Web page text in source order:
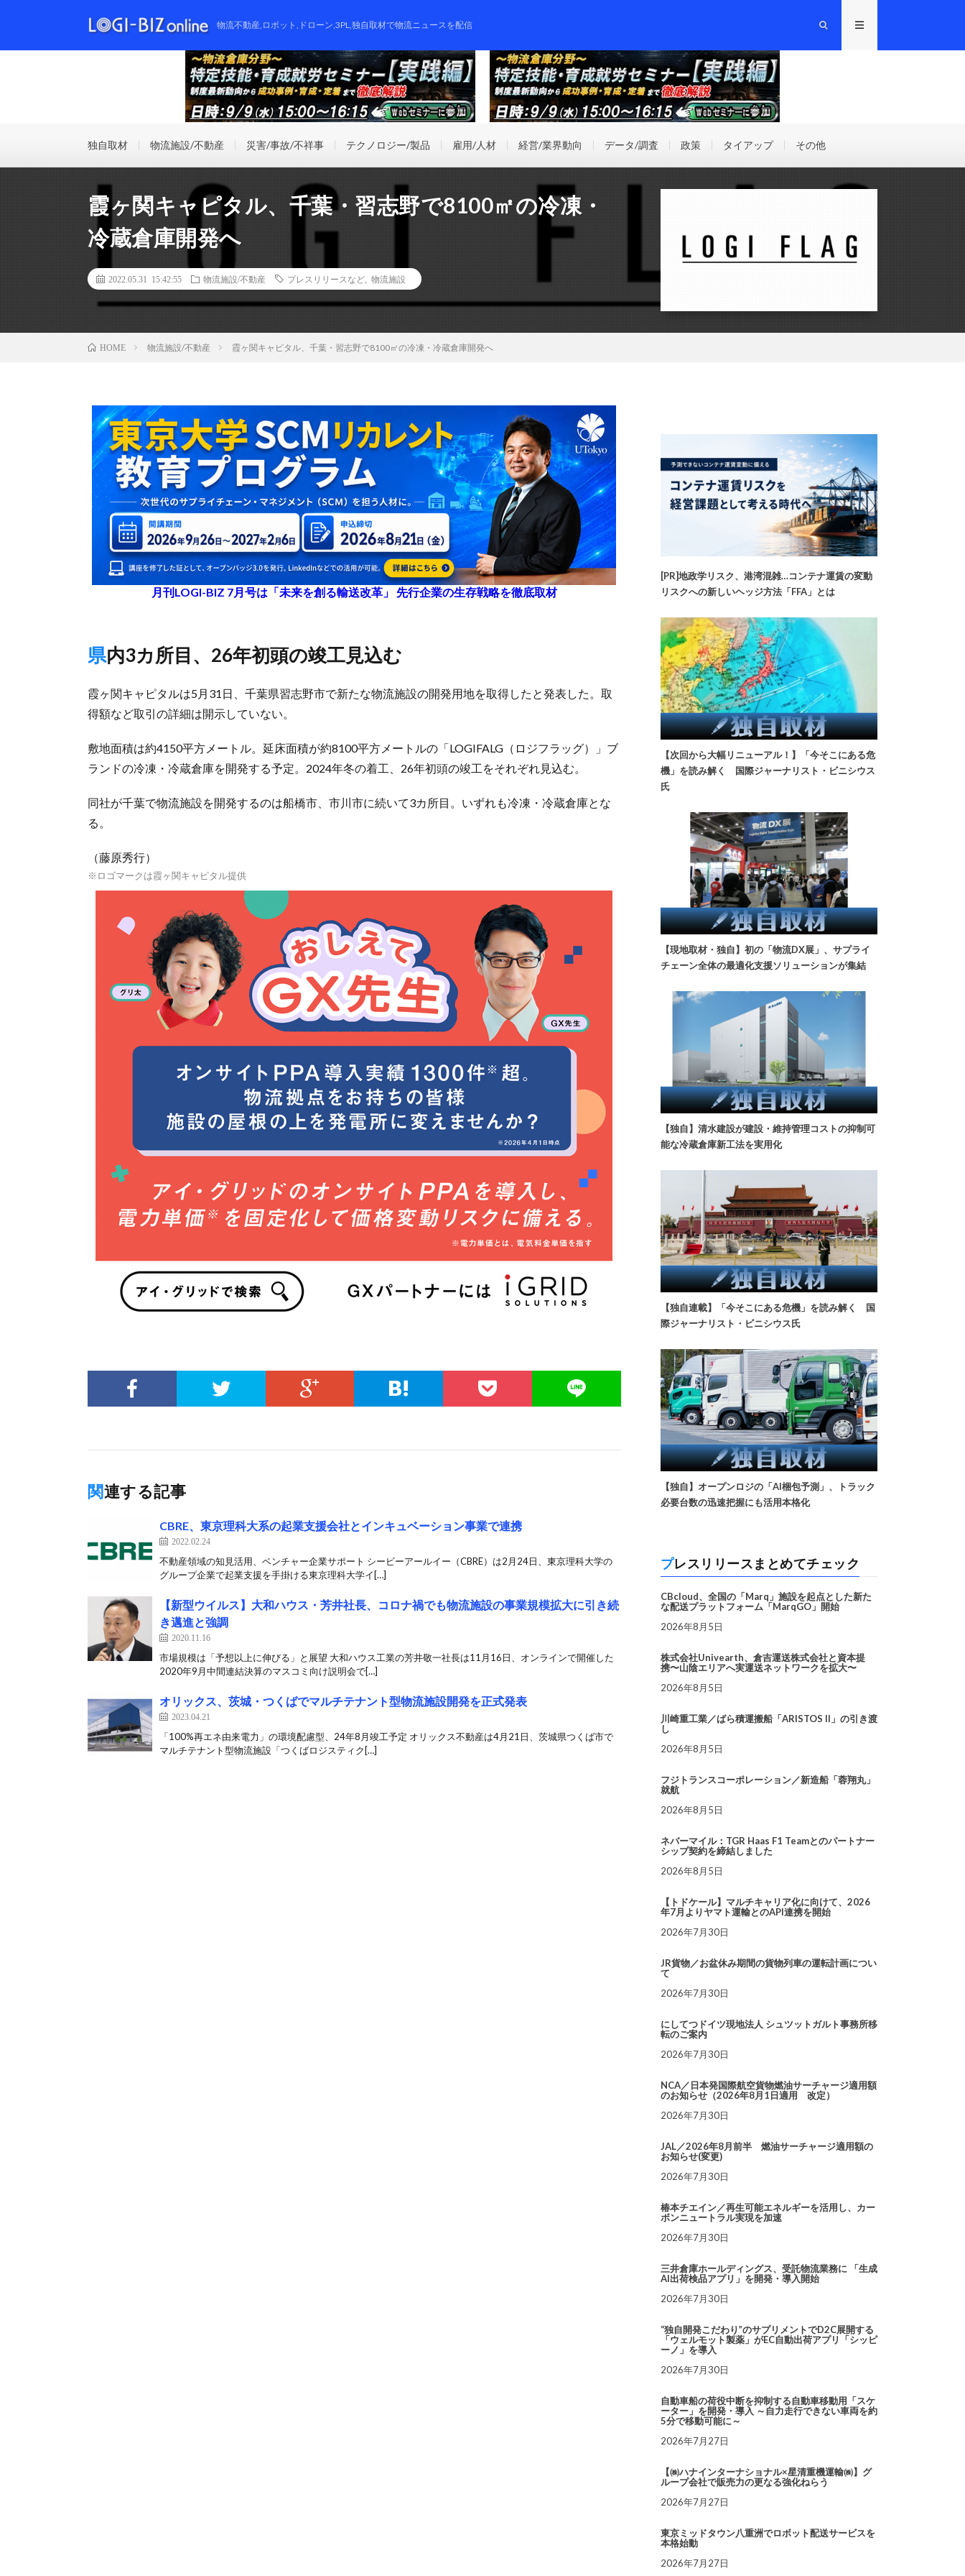
物流不動産,ロボット,ドローン,3PL,独自取材で物流ニュースを配信
独自取材 物流施設/不動産 災害/事故/不祥事 テクノロジー/製品 雇用/人材 経営/業界動向 データ/調査 政策 タイアップ その他
霞ヶ関キャピタル、千葉・習志野で8100㎡の冷凍・
冷蔵倉庫開発へ
2022.05.31 15:42:55 物流施設/不動産 プレスリリースなど 物流施設
HOME 物流施設/不動産 霞ヶ関キャピタル、千葉・習志野で8100㎡の冷凍・冷蔵倉庫開発へ
月刊LOGI-BIZ 7月号は「未来を創る輸送改革」 先行企業の生存戦略を徹底取材
県内3カ所目、26年初頭の竣工見込む
霞ヶ関キャピタルは5月31日、千葉県習志野市で新たな物流施設の開発用地を取得したと発表した。取
得額など取引の詳細は開示していない。
敷地面積は約4150平方メートル。延床面積が約8100平方メートルの「LOGIFALG（ロジフラッグ）」ブ
ランドの冷凍・冷蔵倉庫を開発する予定。2024年冬の着工、26年初頭の竣工をそれぞれ見込む。
同社が千葉で物流施設を開発するのは船橋市、市川市に続いて3カ所目。いずれも冷凍・冷蔵倉庫とな
る。
（藤原秀行）
※ロゴマークは霞ヶ関キャピタル提供
関連する記事
CBRE、東京理科大系の起業支援会社とインキュベーション事業で連携
2022.02.24
不動産領域の知見活用、ベンチャー企業サポート シービーアールイー（CBRE）は2月24日、東京理科大学の
グループ企業で起業支援を手掛ける東京理科大学イ[…]
【新型ウイルス】大和ハウス・芳井社長、コロナ禍でも物流施設の事業規模拡大に引き続
き邁進と強調
2020.11.16
市場規模は「予想以上に伸びる」と展望 大和ハウス工業の芳井敬一社長は11月16日、オンラインで開催した
2020年9月中間連結決算のマスコミ向け説明会で[…]
オリックス、茨城・つくばでマルチテナント型物流施設開発を正式発表
2023.04.21
「100%再エネ由来電力」の環境配慮型、24年8月竣工予定 オリックス不動産は4月21日、茨城県つくば市で
マルチテナント型物流施設「つくばロジスティク[…]
[PR]地政学リスク、港湾混雑…コンテナ運賃の変動
リスクへの新しいヘッジ方法「FFA」とは
【次回から大幅リニューアル！】「今そこにある危
機」を読み解く 国際ジャーナリスト・ビニシウス
氏
【現地取材・独自】初の「物流DX展」、サプライ
チェーン全体の最適化支援ソリューションが集結
【独自】清水建設が建設・維持管理コストの抑制可
能な冷蔵倉庫新工法を実用化
【独自連載】「今そこにある危機」を読み解く 国
際ジャーナリスト・ビニシウス氏
【独自】オープンロジの「AI梱包予測」、トラック
必要台数の迅速把握にも活用本格化
プレスリリースまとめてチェック
CBcloud、全国の「Marq」施設を起点とした新た
な配送プラットフォーム「MarqGO」開始
2026年8月5日
株式会社Univearth、倉吉運送株式会社と資本提
携〜山陰エリアへ実運送ネットワークを拡大〜
2026年8月5日
川崎重工業／ばら積運搬船「ARISTOS II」の引き渡
し
2026年8月5日
フジトランスコーポレーション／新造船「蓉翔丸」
就航
2026年8月5日
ネバーマイル：TGR Haas F1 Teamとのパートナー
シップ契約を締結しました
2026年8月5日
【トドケール】マルチキャリア化に向けて、2026
年7月よりヤマト運輸とのAPI連携を開始
2026年7月30日
JR貨物／お盆休み期間の貨物列車の運転計画につい
て
2026年7月30日
にしてつドイツ現地法人 シュツットガルト事務所移
転のご案内
2026年7月30日
NCA／日本発国際航空貨物燃油サーチャージ適用額
のお知らせ（2026年8月1日適用 改定）
2026年7月30日
JAL／2026年8月前半 燃油サーチャージ適用額の
お知らせ(変更)
2026年7月30日
椿本チエイン／再生可能エネルギーを活用し、カー
ボンニュートラル実現を加速
2026年7月30日
三井倉庫ホールディングス、受託物流業務に 「生成
AI出荷検品アプリ」を開発・導入開始
2026年7月30日
“独自開発こだわり”のサプリメントでD2C展開する
「ウェルモット製薬」がEC自動出荷アプリ「シッピ
ーノ」を導入
2026年7月30日
自動車船の荷役中断を抑制する自動車移動用「スケ
ーター」を開発・導入 ～自力走行できない車両を約
5分で移動可能に～
2026年7月27日
【㈱ハナインターナショナル×星清重機運輸㈱】グ
ループ会社で販売力の更なる強化ねらう
2026年7月27日
東京ミッドタウン八重洲でロボット配送サービスを
本格始動
2026年7月27日